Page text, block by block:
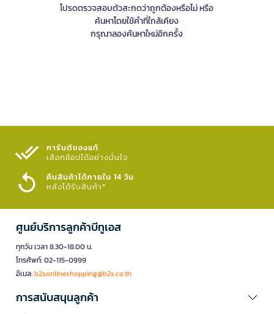
โปรดตรวจสอบตัวสะกดว่าถูกต้องหรือไม่ หรือ
ค้นหาโดยใช้คำที่ใกล้เคียง
กรุณาลองค้นหาใหม่อีกครั้ง
การันตีของแท้
เลือกช้อปได้อย่างมั่นใจ​
คืนสินค้าได้ภายใน 14 วัน
หลังได้รับสินค้า*
ศูนย์บริการลูกค้าบีทูเอส
ทุกวัน เวลา 8.30-18.00 น.
โทรศัพท์: 02-115-0999
อีเมล:b2sonlineshopping@b2s.co.th
การสนับสนุนลูกค้า